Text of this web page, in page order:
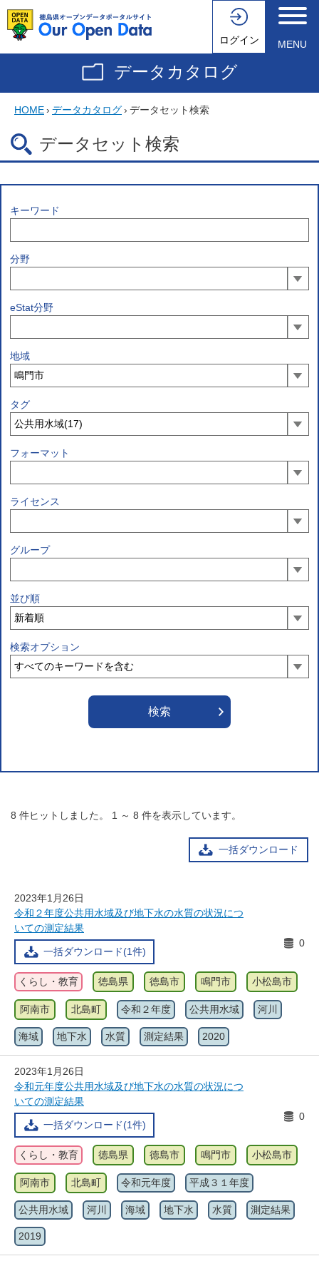
ログイン MENU
データカタログ
HOME› データカタログ› データセット検索
データセット検索
キーワード
分野
eStat分野
地域
タグ
フォーマット
ライセンス
グループ
並び順
検索オプション
8 件ヒットしました。 1 ～ 8 件を表示しています。
一括ダウンロード
2023年1月26日
令和２年度公共用水域及び地下水の水質の状況につ
いての測定結果
一括ダウンロード(1件)
0
くらし・教育 徳島県 徳島市 鳴門市 小松島市
阿南市 北島町 令和２年度 公共用水域 河川
海域 地下水 水質 測定結果 2020
2023年1月26日
令和元年度公共用水域及び地下水の水質の状況につ
いての測定結果
一括ダウンロード(1件)
0
くらし・教育 徳島県 徳島市 鳴門市 小松島市
阿南市 北島町 令和元年度 平成３１年度
公共用水域 河川 海域 地下水 水質 測定結果
2019